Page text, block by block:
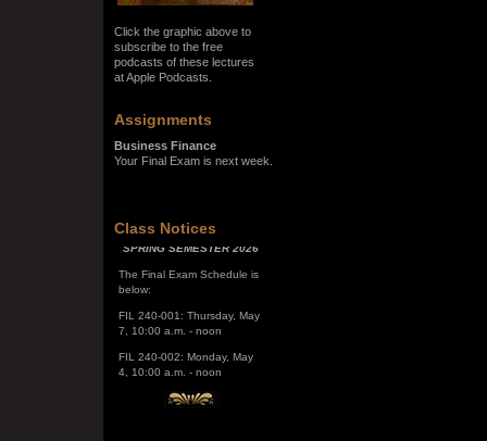
Click the graphic above to
subscribe to the free
podcasts of these lectures
at Apple Podcasts.
Assignments
Business Finance
Your Final Exam is next week.
Class Notices
SPRING SEMESTER 2026
below:
7, 10:00 a.m. - noon
FIL 240-002: Monday, May
4, 10:00 a.m. - noon